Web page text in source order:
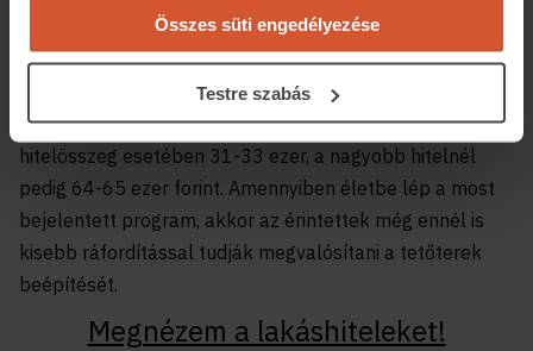
Összes süti engedélyezése
Testre szabás
money.hu hitelkalkulátora szerinta bővítésre
felvehető 5 és 10 millió forintos, végig fix
törlesztőrészletű 20 éves futamidejű lakáscélú hitelek
közül a legkedvezőbbek havi részlete az alacsonyabb
hitelösszeg esetében 31-33 ezer, a nagyobb hitelnél
pedig 64-65 ezer forint. Amennyiben életbe lép a most
bejelentett program, akkor az érintettek még ennél is
kisebb ráfordítással tudják megvalósítani a tetőterek
beépítését.
Megnézem a lakáshiteleket!